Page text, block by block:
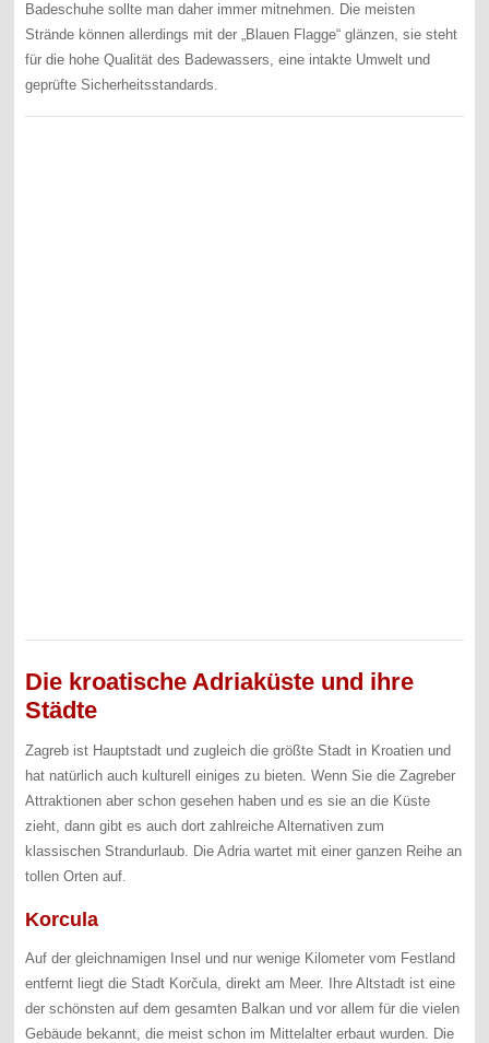
Badeschuhe sollte man daher immer mitnehmen. Die meisten
Strände können allerdings mit der „Blauen Flagge“ glänzen, sie steht
für die hohe Qualität des Badewassers, eine intakte Umwelt und
geprüfte Sicherheitsstandards.
Die kroatische Adriaküste und ihre
Städte
Zagreb ist Hauptstadt und zugleich die größte Stadt in Kroatien und
hat natürlich auch kulturell einiges zu bieten. Wenn Sie die Zagreber
Attraktionen aber schon gesehen haben und es sie an die Küste
zieht, dann gibt es auch dort zahlreiche Alternativen zum
klassischen Strandurlaub. Die Adria wartet mit einer ganzen Reihe an
tollen Orten auf.
Korcula
Auf der gleichnamigen Insel und nur wenige Kilometer vom Festland
entfernt liegt die Stadt Korčula, direkt am Meer. Ihre Altstadt ist eine
der schönsten auf dem gesamten Balkan und vor allem für die vielen
Gebäude bekannt, die meist schon im Mittelalter erbaut wurden. Die